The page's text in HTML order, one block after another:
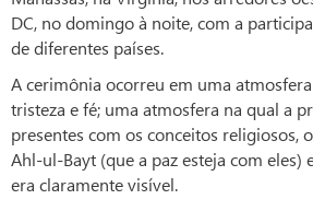
DC, no domingo à noite, com a
de diferentes países.
A cerimônia ocorreu em uma
tristeza e fé; uma atmosfera na qual a
presentes com os conceitos religiosos,
Ahl-ul-Bayt (que a paz esteja com eles)
era claramente visível.